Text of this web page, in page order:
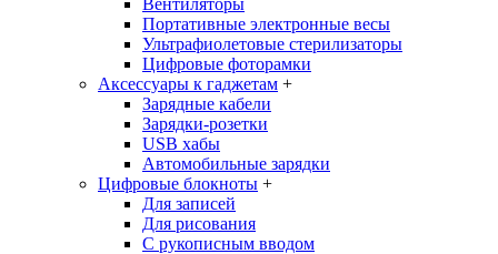
Вентиляторы
Портативные электронные весы
Ультрафиолетовые стерилизаторы
Цифровые фоторамки
Аксессуары к гаджетам +
Зарядные кабели
Зарядки-розетки
USB хабы
Автомобильные зарядки
Цифровые блокноты +
Для записей
Для рисования
С рукописным вводом